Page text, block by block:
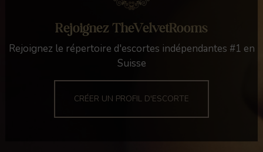
Rejoignez TheVelvetRooms
Rejoignez le répertoire d'escortes indépendantes #1 en
Suisse
CRÉER UN PROFIL D'ESCORTE